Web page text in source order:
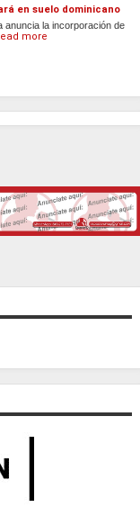
en suelo dominicano
anuncia la incorporación de
more